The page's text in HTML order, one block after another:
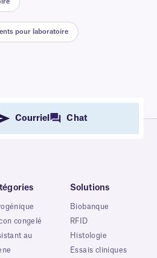
pour laboratoire
Courriel Chat
congelé
au
Solutions
Biobanque
RFID
Histologie
Essais cliniques